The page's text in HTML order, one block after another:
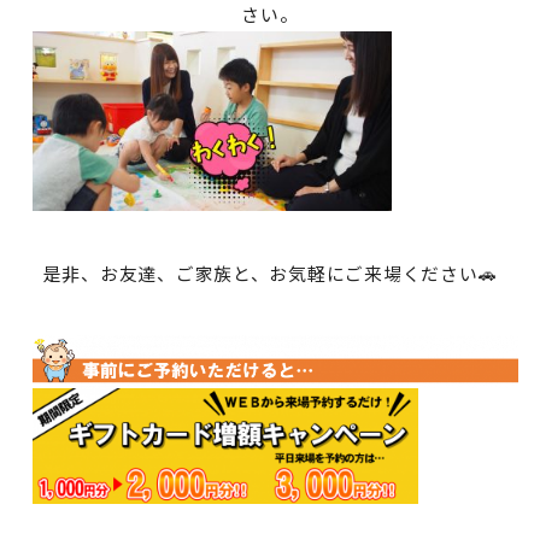
さい。
是非、お友達、ご家族と、お気軽にご来場ください🚗